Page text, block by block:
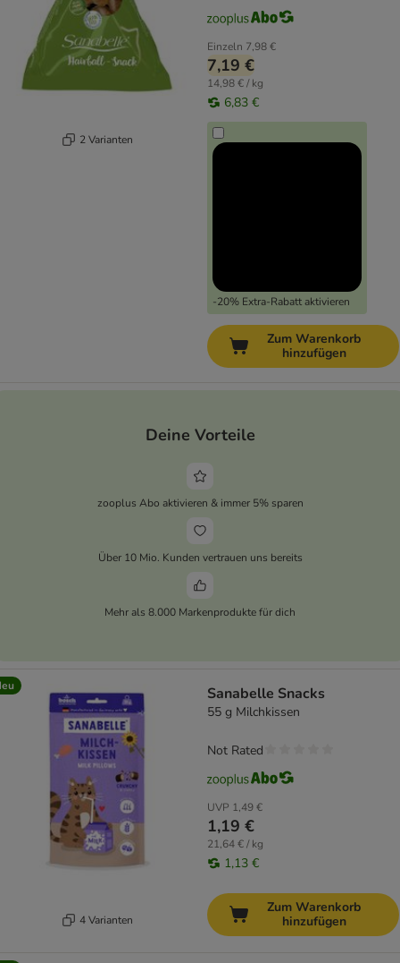
2 Varianten
Einzeln 7,98 €
7,19 €
14,98 € / kg
6,83 €
-20% Extra-Rabatt aktivieren
Zum Warenkorb
hinzufügen
Deine Vorteile
zooplus Abo aktivieren & immer 5% sparen
Über 10 Mio. Kunden vertrauen uns bereits
Mehr als 8.000 Markenprodukte für dich
4 Varianten
Sanabelle Snacks
55 g Milchkissen
UVP 1,49 €
1,19 €
21,64 € / kg
1,13 €
Not Rated
Zum Warenkorb
hinzufügen